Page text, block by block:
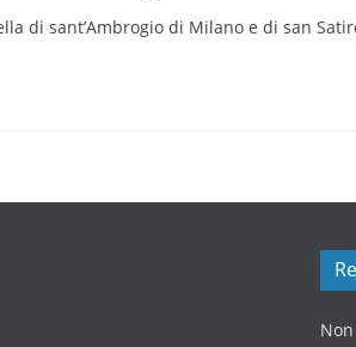
di sant’Ambrogio di Milano e di san